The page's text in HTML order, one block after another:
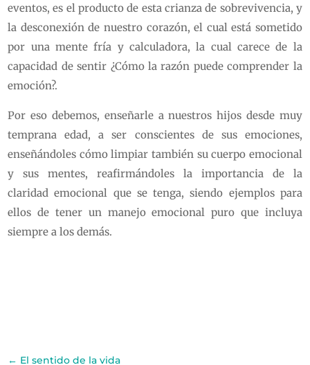
eventos, es el producto de esta crianza de sobrevivencia, y
la desconexión de nuestro corazón, el cual está sometido
por una mente fría y calculadora, la cual carece de la
capacidad de sentir ¿Cómo la razón puede comprender la
emoción?.
Por eso debemos, enseñarle a nuestros hijos desde muy
temprana edad, a ser conscientes de sus emociones,
enseñándoles cómo limpiar también su cuerpo emocional
y sus mentes, reafirmándoles la importancia de la
claridad emocional que se tenga, siendo ejemplos para
ellos de tener un manejo emocional puro que incluya
siempre a los demás.
← El sentido de la vida